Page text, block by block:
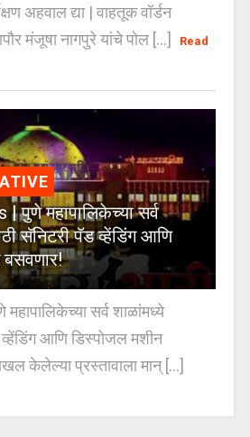
अहवाल द्या | वाहतूक वॉर्डन
मंजूषा नागपुरे यांचे पोल [...]
Read
पुणे महापालिकेच्या सर्व
सॅनिटरी पॅड व्हेंडिंग आणि
सर्व शाळांमध्ये
आणि डिस्पोजल मशीन
केलेल्या प्रस्तावाला मान् [...]